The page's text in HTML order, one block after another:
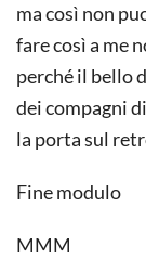
ma così non
fare così a me
perché il bello
dei compagni
la porta sul
Fine modulo
MMM